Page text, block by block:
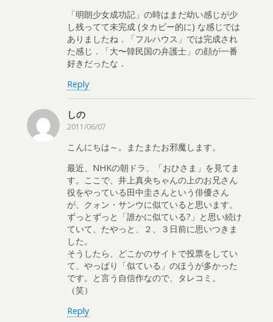
「明朗少女成功記」の時はまだ幼い感じが少
し残ってて未完成 (タカビー的に) な感じでは
ありましたね．「フルハウス」では完成され
た感じ．「大〜韓民国の弁護士」の顔が一番
好きだったな．
Reply
しの
2011/06/07
こんにちは～。またまたお邪魔します。
最近、NHKの朝ドラ、「おひさま」を見てま
す。ここで、井上真央ちゃんの上のお兄さん
役をやっている田中圭さんという俳優さん
が、クォン・サンウに似ていると思います。
ずっとずっと「誰かに似ている?」と思い続け
ていて、たやっと、２、３日前に思いつきま
した。
そうしたら、どこかのサイトで投票をしてい
て、やっぱり「似ている」のほうが多かった
です。と言う自信作なので、タレコミ。
（笑）
Reply